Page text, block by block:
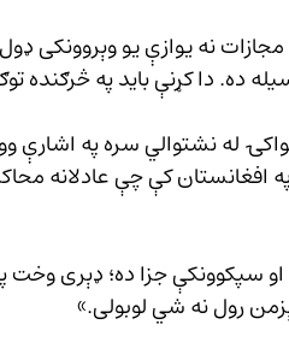
نه يوازې يو وېروونکی ډول
ده. دا کړنې بايد په څرګنده
له نشتوالي سره په اشارې
افغانستان کې چې عادلانه
بې‌رحمانه، غيرانساني او سپکوونکې جزا ده؛ ډېری
رول نه شي لوبولی.»